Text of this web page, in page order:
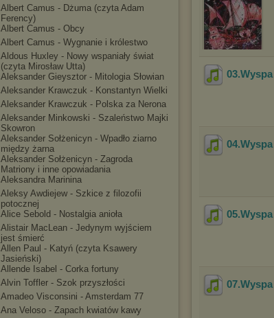
Albert Camus - Dżuma (czyta Adam
Ferency)
Albert Camus - Obcy
Albert Camus - Wygnanie i królestwo
Aldous Huxley - Nowy wspaniały świat
(czyta Mirosław Utta)
Aleksander Gieysztor - Mitologia Słowian
Aleksander Krawczuk - Konstantyn Wielki
Aleksander Krawczuk - Polska za Nerona
Aleksander Minkowski - Szaleństwo Majki
Skowron
Aleksander Sołżenicyn - Wpadło ziarno
między żarna
Aleksander Sołżenicyn - Zagroda
Matriony i inne opowiadania
Aleksandra Marinina
Aleksy Awdiejew - Szkice z filozofii
potocznej
Alice Sebold - Nostalgia anioła
Alistair MacLean - Jedynym wyjściem
jest śmierć
Allen Paul - Katyń (czyta Ksawery
Jasieński)
Allende Isabel - Corka fortuny
Alvin Toffler - Szok przyszłości
Amadeo Visconsini - Amsterdam 77
Ana Veloso - Zapach kwiatów kawy